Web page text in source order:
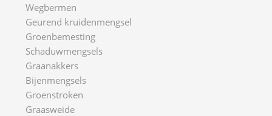
Wegbermen
Geurend kruidenmengsel
Groenbemesting
Schaduwmengsels
Graanakkers
Bijenmengsels
Groenstroken
Graasweide